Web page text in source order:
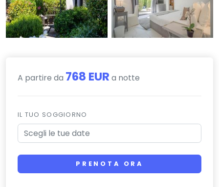
A partire da 768 EUR a notte
IL TUO SOGGIORNO
PRENOTA ORA